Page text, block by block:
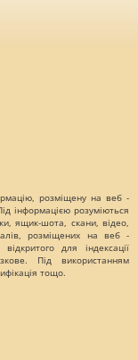
розміщену на веб -
інформацією розуміються
ящик-шота, скани, відео,
розміщених на веб -
для індексації
Під використанням
тощо.